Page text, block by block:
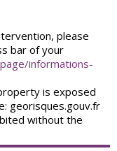
please
bar of your
informations-
is exposed
georisques.gouv.fr
without the